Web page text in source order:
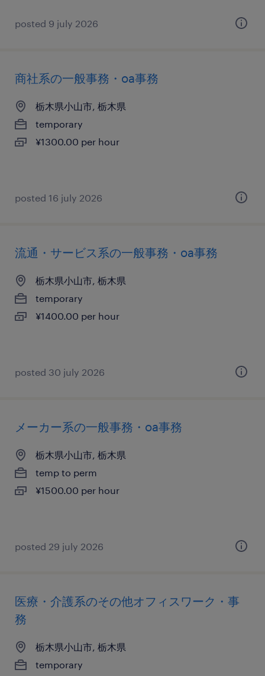
posted 9 july 2026
商社系の一般事務・oa事務
栃木県小山市, 栃木県
temporary
¥1300.00 per hour
posted 16 july 2026
流通・サービス系の一般事務・oa事務
栃木県小山市, 栃木県
temporary
¥1400.00 per hour
posted 30 july 2026
メーカー系の一般事務・oa事務
栃木県小山市, 栃木県
temp to perm
¥1500.00 per hour
posted 29 july 2026
医療・介護系のその他オフィスワーク・事
務
栃木県小山市, 栃木県
temporary